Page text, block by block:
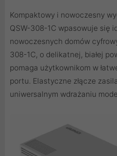
Kompaktowy i nowoczesny
QSW-308-1C wpasowuje się
nowoczesnych domów
308-1C, o delikatnej, białej
pomaga użytkownikom w
portu. Elastyczne złącze
uniwersalnym wdrażaniu